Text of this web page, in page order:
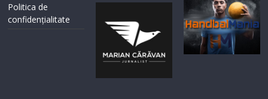
Politica de
confidențialitate